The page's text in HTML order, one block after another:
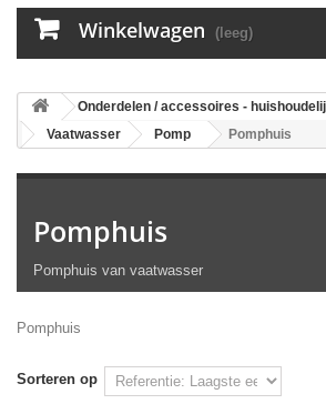
Winkelwagen (leeg)
Onderdelen / accessoires -
Vaatwasser
Pomp Pomphuis
Pomphuis
Pomphuis van vaatwasser
Pomphuis
Sorteren op